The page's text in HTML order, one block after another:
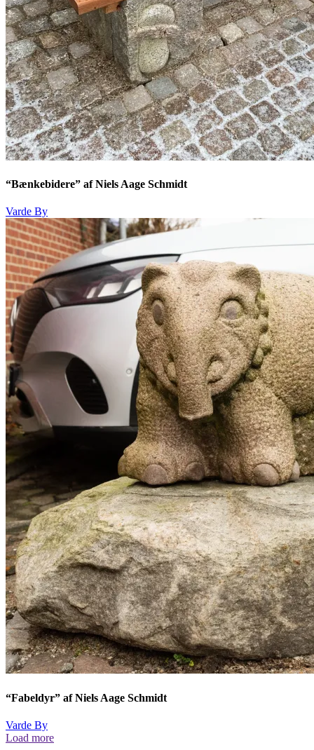
“Bænkebidere” af Niels Aage Schmidt
Varde By
“Fabeldyr” af Niels Aage Schmidt
Varde By
Load more